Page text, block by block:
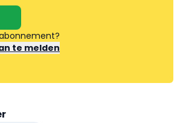
te melden